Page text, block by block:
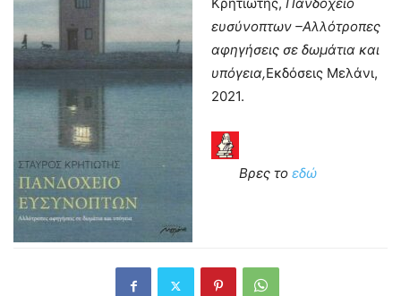
Κρητιώτης, Πανδοχείο
ευσύνοπτων –Αλλότροπες
αφηγήσεις σε δωμάτια και
υπόγεια,Εκδόσεις Μελάνι,
2021.
Βρες το εδώ